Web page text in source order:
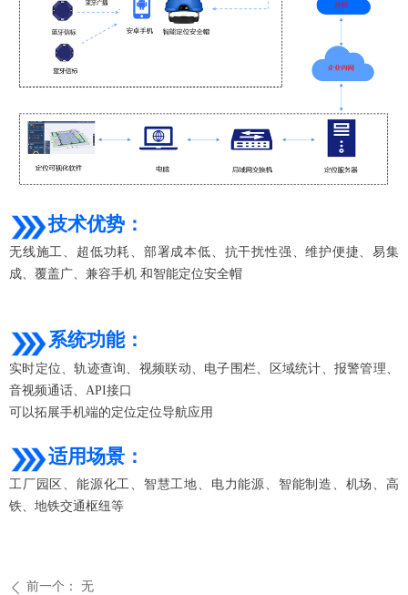
技术优势：
无线施工、超低功耗、部署成本低、抗干扰性强、维护便捷、易集
成、覆盖广、兼容手机 和智能定位安全帽
系统功能：
实时定位、轨迹查询、视频联动、电子围栏、区域统计、报警管理、
音视频通话、API接口
可以拓展手机端的定位定位导航应用
适用场景：
工厂园区、能源化工、智慧工地、电力能源、智能制造、机场、高
铁、地铁交通枢纽等
ꄴ 前一个： 无